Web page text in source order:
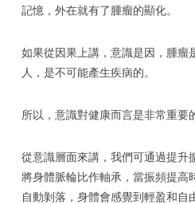
記憶，外在就有了腫瘤的顯化。
如果從因果上講，意識是因，腫瘤
人，是不可能產生疾病的。
所以，意識對健康而言是非常重要
從意識層面來講，我們可通過提升
將身體脈輪比作軸承，當振頻提高
自動剝落，身體會感覺到輕盈和自